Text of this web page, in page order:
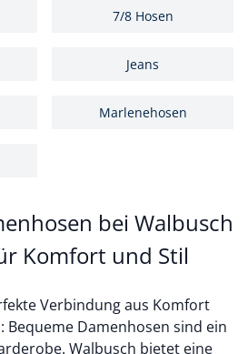
7/8 Hosen
Jeans
Marlenehosen
bei Walbusch
Komfort und Stil
Verbindung aus Komfort
Bequeme Damenhosen sind ein
Walbusch bietet eine